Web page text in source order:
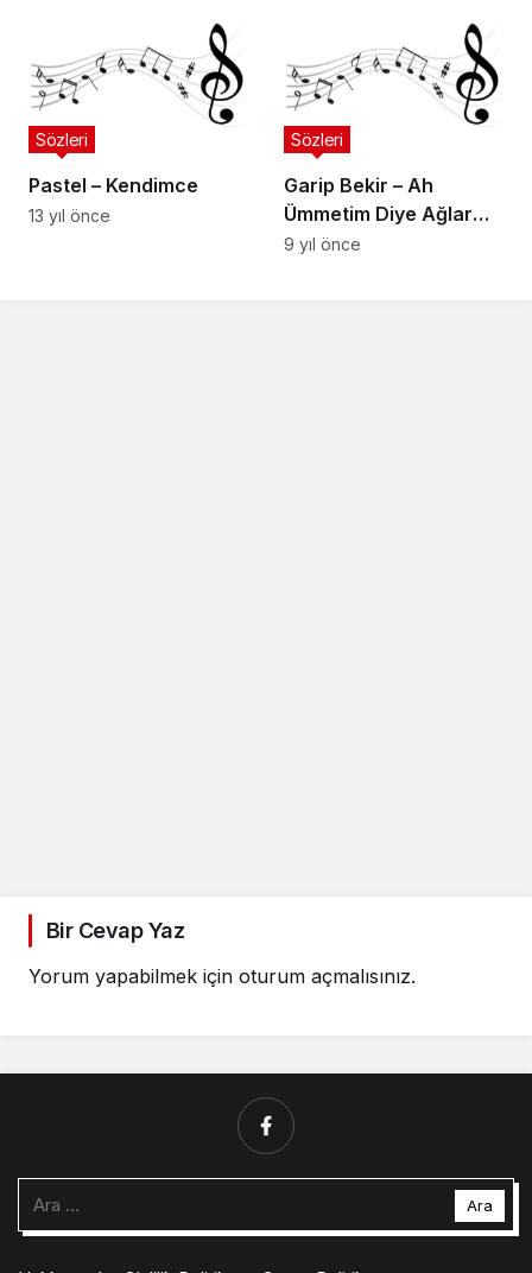
Pastel – Kendimce
Sözleri
13 yıl önce
Garip Bekir – Ah
Ümmetim Diye Ağlar
Muhammed
Sözleri
9 yıl önce
Bir Cevap Yaz
Yorum yapabilmek için oturum açmalısınız.